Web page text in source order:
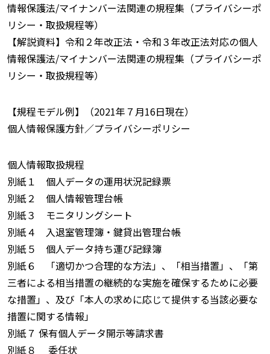
情報保護法/マイナンバー法関連の規程集（プライバシーポ
リシー・取扱規程等）
【解説資料】令和２年改正法・令和３年改正法対応の個人
情報保護法/マイナンバー法関連の規程集（プライバシーポ
リシー・取扱規程等）
【規程モデル例】（2021年７月16日現在）
個人情報保護方針／プライバシーポリシー
個人情報取扱規程
別紙１ 個人データの運用状況記録票
別紙２ 個人情報管理台帳
別紙３ モニタリングシート
別紙４ 入退室管理簿・鍵貸出管理台帳
別紙５ 個人データ持ち運び記録簿
別紙６ 「適切かつ合理的な方法」、「相当措置」、「第
三者による相当措置の継続的な実施を確保するために必要
な措置」、及び「本人の求めに応じて提供する当該必要な
措置に関する情報」
別紙７ 保有個人データ開示等請求書
別紙８ 委任状